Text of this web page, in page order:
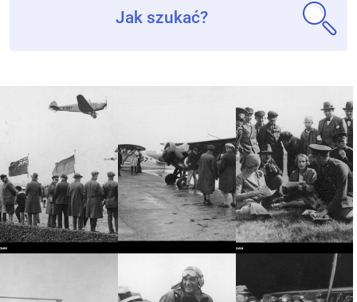
Jak szukać?